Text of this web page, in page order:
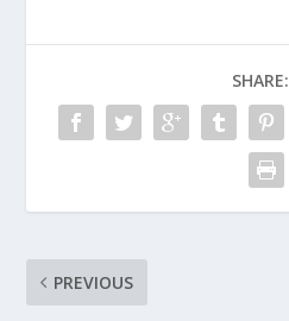
SHARE:
PREVIOUS